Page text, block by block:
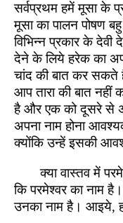
सर्वप्रथम हमें मूसा के
मूसा का पालन पोषण
विभिन्न प्रकार के
देने के लिये हरेक का
चांद की बात कर सकते
आप तारा की बात
है और एक को दूसरे से
अपना नाम होना
क्योंकि उन्हें इसकी
क्या वास्तव में
कि परमेश्वर का नाम
उनका नाम है। आइये,